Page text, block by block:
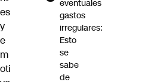
es
y
e
m
oti
eventuales
gastos
irregulares:
Esto
se
sabe
de